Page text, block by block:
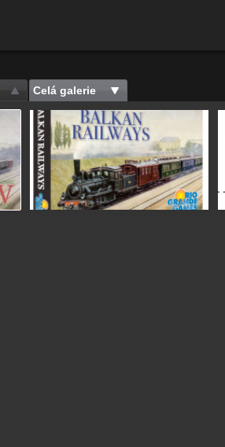
Celá galerie
Save